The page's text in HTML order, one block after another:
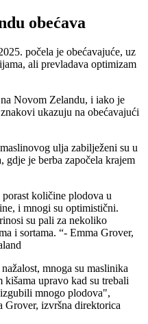
obećava
počela je obećavajuće, uz
ali prevladava optimizam
Novom Zelandu, i iako je
ukazuju na obećavajući
ulja zabilježeni su u
gdje je berba započela krajem
količine plodova u
i mnogi su optimistični.
su pali za nekoliko
i sortama.
- Emma Grover,
mnoga su maslinika
upravo kad su trebali
mnogo plodova",
izvršna direktorica